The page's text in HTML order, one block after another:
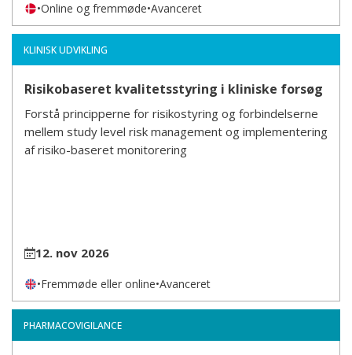
•Online og fremmøde•Avanceret
KLINISK UDVIKLING
Risikobaseret kvalitetsstyring i kliniske forsøg
Forstå principperne for risikostyring og forbindelserne
mellem study level risk management og implementering
af risiko-baseret monitorering
12. nov 2026
•Fremmøde eller online•Avanceret
PHARMACOVIGILANCE